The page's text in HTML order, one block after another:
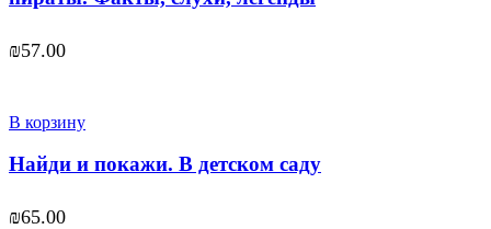
₪57.00
В корзину
Найди и покажи. В детском саду
₪65.00